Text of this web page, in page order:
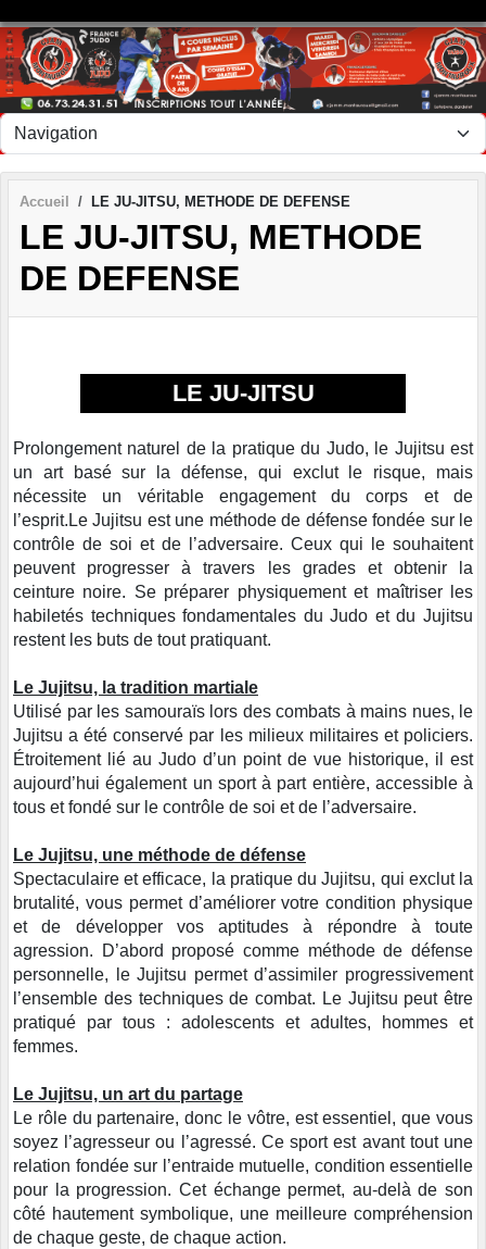
Accueil LE JU-JITSU, METHODE DE DEFENSE
LE JU-JITSU, METHODE
DE DEFENSE
LE JU-JITSU
Prolongement naturel de la pratique du Judo, le Jujitsu est
un art basé sur la défense, qui exclut le risque, mais
nécessite un véritable engagement du corps et de
l’esprit.Le Jujitsu est une méthode de défense fondée sur le
contrôle de soi et de l’adversaire. Ceux qui le souhaitent
peuvent progresser à travers les grades et obtenir la
ceinture noire. Se préparer physiquement et maîtriser les
habiletés techniques fondamentales du Judo et du Jujitsu
restent les buts de tout pratiquant.
Le Jujitsu, la tradition martiale
Utilisé par les samouraïs lors des combats à mains nues, le
Jujitsu a été conservé par les milieux militaires et policiers.
Étroitement lié au Judo d’un point de vue historique, il est
aujourd’hui également un sport à part entière, accessible à
tous et fondé sur le contrôle de soi et de l’adversaire.
Le Jujitsu, une méthode de défense
Spectaculaire et efficace, la pratique du Jujitsu, qui exclut la
brutalité, vous permet d’améliorer votre condition physique
et de développer vos aptitudes à répondre à toute
agression. D’abord proposé comme méthode de défense
personnelle, le Jujitsu permet d’assimiler progressivement
l’ensemble des techniques de combat. Le Jujitsu peut être
pratiqué par tous : adolescents et adultes, hommes et
femmes.
Le Jujitsu, un art du partage
Le rôle du partenaire, donc le vôtre, est essentiel, que vous
soyez l’agresseur ou l’agressé. Ce sport est avant tout une
relation fondée sur l’entraide mutuelle, condition essentielle
pour la progression. Cet échange permet, au-delà de son
côté hautement symbolique, une meilleure compréhension
de chaque geste, de chaque action.